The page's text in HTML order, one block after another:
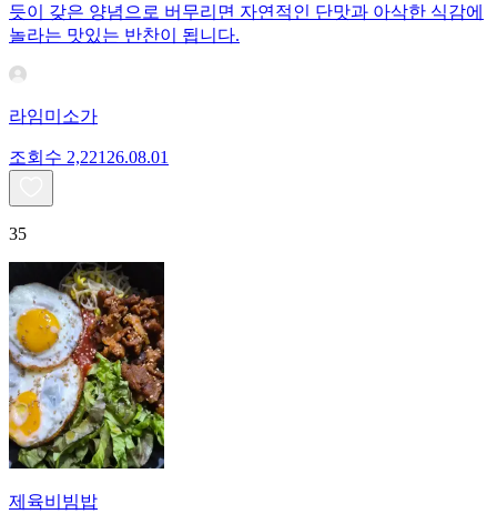
듯이 갖은 양념으로 버무리면 자연적인 단맛과 아삭한 식감에
놀라는 맛있는 반찬이 됩니다.
라임미소가
조회수 2,221 26.08.01
35
제육비빔밥